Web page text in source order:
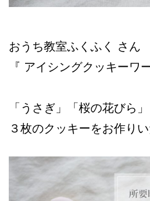
おうち教室ふくふく さん
『 アイシングクッキーワ
「うさぎ」「桜の花びら
３枚のクッキーをお作りい